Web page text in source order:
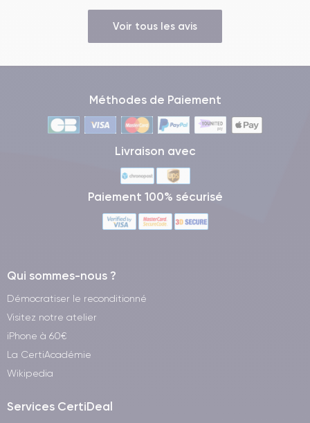
Voir tous les avis
Méthodes de Paiement
Livraison avec
Paiement 100% sécurisé
Qui sommes-nous ?
Démocratiser le reconditionné
Visitez notre atelier
iPhone à 60€
La CertiAcadémie
Wikipedia
Services CertiDeal